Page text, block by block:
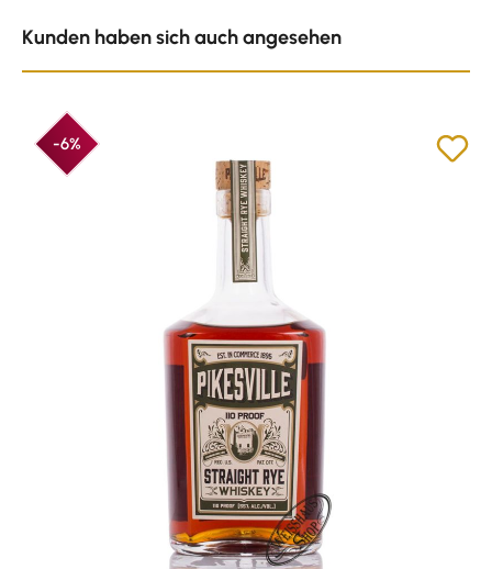
Kunden haben sich auch angesehen
-6%